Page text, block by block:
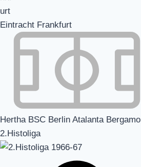
Eintracht Frankfurt
Hertha BSC Berlin Atalanta Bergamo
2.Histoliga